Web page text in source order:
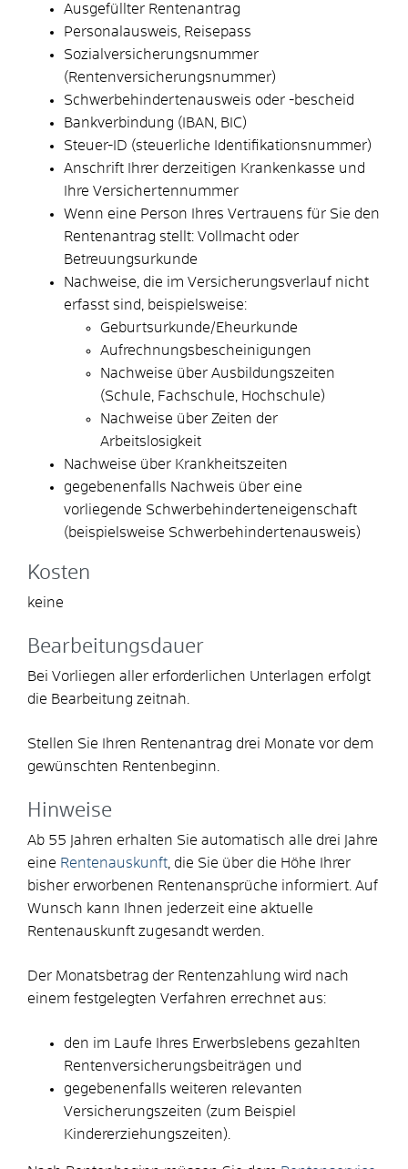
Ausgefüllter Rentenantrag
Personalausweis, Reisepass
Sozialversicherungsnummer
(Rentenversicherungsnummer)
Schwerbehindertenausweis oder -bescheid
Bankverbindung (IBAN, BIC)
Steuer-ID (steuerliche Identifikationsnummer)
Anschrift Ihrer derzeitigen Krankenkasse und
Ihre Versichertennummer
Wenn eine Person Ihres Vertrauens für Sie den
Rentenantrag stellt: Vollmacht oder
Betreuungsurkunde
Nachweise, die im Versicherungsverlauf nicht
erfasst sind, beispielsweise:
Geburtsurkunde/Eheurkunde
Aufrechnungsbescheinigungen
Nachweise über Ausbildungszeiten
(Schule, Fachschule, Hochschule)
Nachweise über Zeiten der
Arbeitslosigkeit
Nachweise über Krankheitszeiten
gegebenenfalls Nachweis über eine
vorliegende Schwerbehinderteneigenschaft
(beispielsweise Schwerbehindertenausweis)
Kosten
keine
Bearbeitungsdauer
Bei Vorliegen aller erforderlichen Unterlagen erfolgt
die Bearbeitung zeitnah.
Stellen Sie Ihren Rentenantrag drei Monate vor dem
gewünschten Rentenbeginn.
Hinweise
Ab 55 Jahren erhalten Sie automatisch alle drei Jahre
eine Rentenauskunft , die Sie über die Höhe Ihrer
bisher erworbenen Rentenansprüche informiert. Auf
Wunsch kann Ihnen jederzeit eine aktuelle
Rentenauskunft zugesandt werden.
Der Monatsbetrag der Rentenzahlung wird nach
einem festgelegten Verfahren errechnet aus:
den im Laufe Ihres Erwerbslebens gezahlten
Rentenversicherungsbeiträgen und
gegebenenfalls weiteren relevanten
Versicherungszeiten (zum Beispiel
Kindererziehungszeiten).